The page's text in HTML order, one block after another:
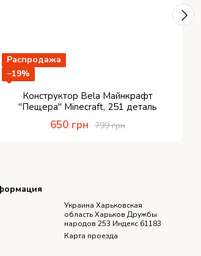
Распродажа
−19%
Конструктор Bela Майнкрафт
"Пещера" Minecraft, 251 деталь
799 грн
650 грн
Украина Харьковская
область Харьков Дружбы
народов 253 Индекс 61183
Карта проезда